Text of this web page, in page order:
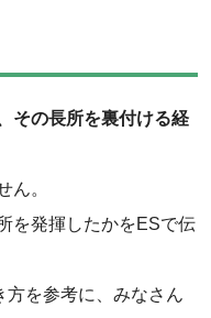
その長所を裏付ける経
ん。
を発揮したかをESで伝
を参考に、みなさん